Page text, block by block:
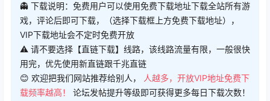
👻 下载说明：免费用户可以使用免费下载地址下载全站所有游
戏，评论后即可下载，（选择下载框上方免费下载地址），
VIP下载地址会不定时免费开放
⚠ 请不要选择【直链下载】线路，该线路流量有限，一般很快
用完，优先使用新直链跟千兆直链
😊 欢迎把我们网站推荐给别人，
人越多，开放VIP地址免费下
载频率越高！ 论坛发帖提升等级即可获得更多每日下载次数！